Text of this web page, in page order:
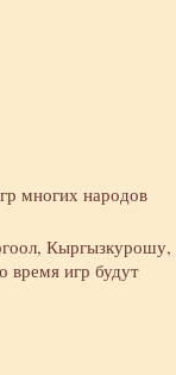
многих народов
Кыргызкурошу,
игр будут